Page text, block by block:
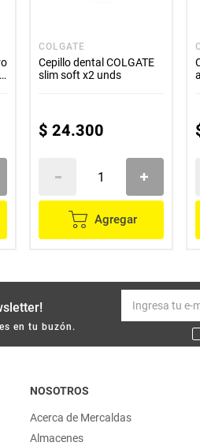
COLGATE
Cepillo dental COLGATE
slim soft x2 unds
$ 24.300
Agregar
en tu buzón.
NOSOTROS
Acerca de Mercaldas
Almacenes